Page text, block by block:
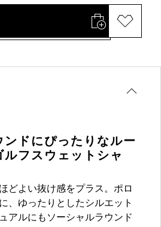
ンドにぴったりなルー
フスウェットシャ
どよい抜け感をプラス。ポロ
、ゆったりとしたシルエット
アルにもソーシャルラウンド